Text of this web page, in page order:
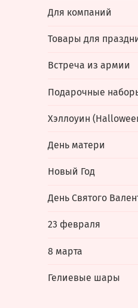
Для компаний
Товары для
Встреча из армии
Подарочные
Хэллоуин
День матери
Новый Год
День Святого
23 февраля
8 марта
Гелиевые шары